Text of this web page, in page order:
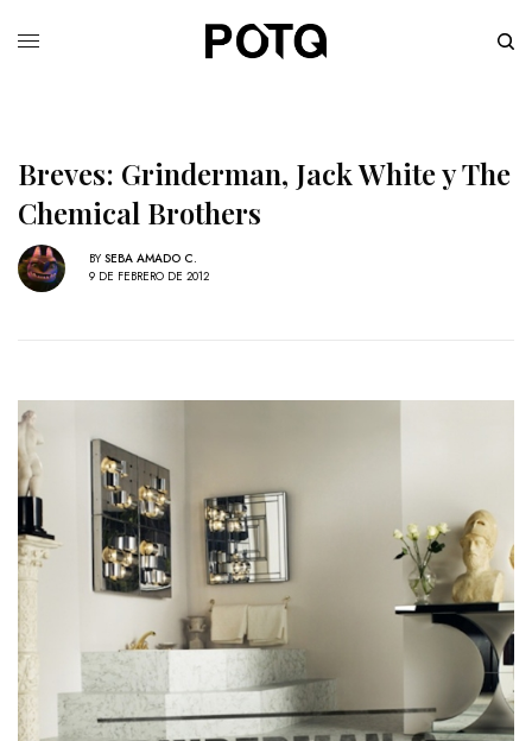
Breves: Grinderman, Jack White y The
Chemical Brothers
BY SEBA AMADO C.
9 DE FEBRERO DE 2012